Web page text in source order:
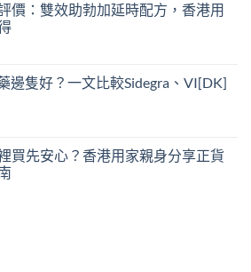
價：雙效助勃加延時配方，香港用
邊隻好？一文比較Sidegra、VI[DK]
買先安心？香港用家親身分享正貨